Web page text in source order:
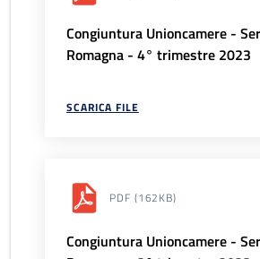
Congiuntura Unioncamere -
Romagna - 4° trimestre 2023
SCARICA FILE
PDF (162KB)
Congiuntura Unioncamere -